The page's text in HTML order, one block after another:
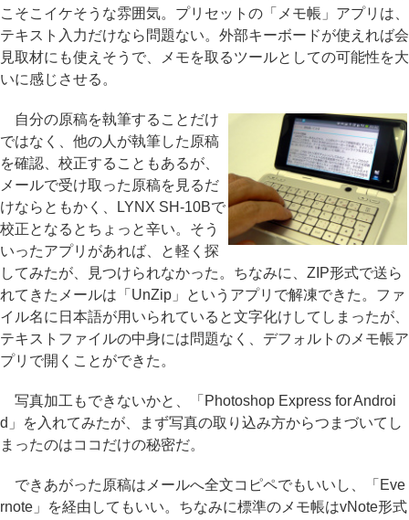
こそこイケそうな雰囲気。プリセットの「メモ帳」アプリは、
テキスト入力だけなら問題ない。外部キーボードが使えれば会
見取材にも使えそうで、メモを取るツールとしての可能性を大
いに感じさせる。
自分の原稿を執筆することだけ
ではなく、他の人が執筆した原稿
を確認、校正することもあるが、
メールで受け取った原稿を見るだ
けならともかく、LYNX SH-10Bで
校正となるとちょっと辛い。そう
いったアプリがあれば、と軽く探
してみたが、見つけられなかった。ちなみに、ZIP形式で送ら
れてきたメールは「UnZip」というアプリで解凍できた。ファ
イル名に日本語が用いられていると文字化けしてしまったが、
テキストファイルの中身には問題なく、デフォルトのメモ帳ア
プリで開くことができた。
写真加工もできないかと、「Photoshop Express for Androi
d」を入れてみたが、まず写真の取り込み方からつまづいてし
まったのはココだけの秘密だ。
できあがった原稿はメールへ全文コピペでもいいし、「Eve
rnote」を経由してもいい。ちなみに標準のメモ帳はvNote形式